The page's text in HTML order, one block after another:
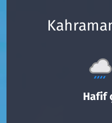
Hafif
Ekonomi
Gündem